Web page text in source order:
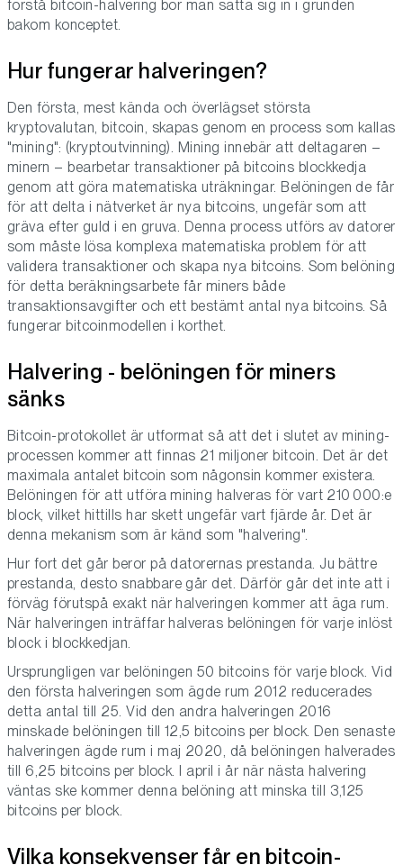
förstå bitcoin-halvering bör man sätta sig in i grunden
bakom konceptet.
Hur fungerar halveringen?
Den första, mest kända och överlägset största
kryptovalutan, bitcoin, skapas genom en process som kallas
"mining": (kryptoutvinning). Mining innebär att deltagaren –
minern – bearbetar transaktioner på bitcoins blockkedja
genom att göra matematiska uträkningar. Belöningen de får
för att delta i nätverket är nya bitcoins, ungefär som att
gräva efter guld i en gruva. Denna process utförs av datorer
som måste lösa komplexa matematiska problem för att
validera transaktioner och skapa nya bitcoins. Som belöning
för detta beräkningsarbete får miners både
transaktionsavgifter och ett bestämt antal nya bitcoins. Så
fungerar bitcoinmodellen i korthet.
Halvering - belöningen för miners
sänks
Bitcoin-protokollet är utformat så att det i slutet av mining-
processen kommer att finnas 21 miljoner bitcoin. Det är det
maximala antalet bitcoin som någonsin kommer existera.
Belöningen för att utföra mining halveras för vart 210 000:e
block, vilket hittills har skett ungefär vart fjärde år. Det är
denna mekanism som är känd som "halvering".
Hur fort det går beror på datorernas prestanda. Ju bättre
prestanda, desto snabbare går det. Därför går det inte att i
förväg förutspå exakt när halveringen kommer att äga rum.
När halveringen inträffar halveras belöningen för varje inlöst
block i blockkedjan.
Ursprungligen var belöningen 50 bitcoins för varje block. Vid
den första halveringen som ägde rum 2012 reducerades
detta antal till 25. Vid den andra halveringen 2016
minskade belöningen till 12,5 bitcoins per block. Den senaste
halveringen ägde rum i maj 2020, då belöningen halverades
till 6,25 bitcoins per block. I april i år när nästa halvering
väntas ske kommer denna belöning att minska till 3,125
bitcoins per block.
Vilka konsekvenser får en bitcoin-